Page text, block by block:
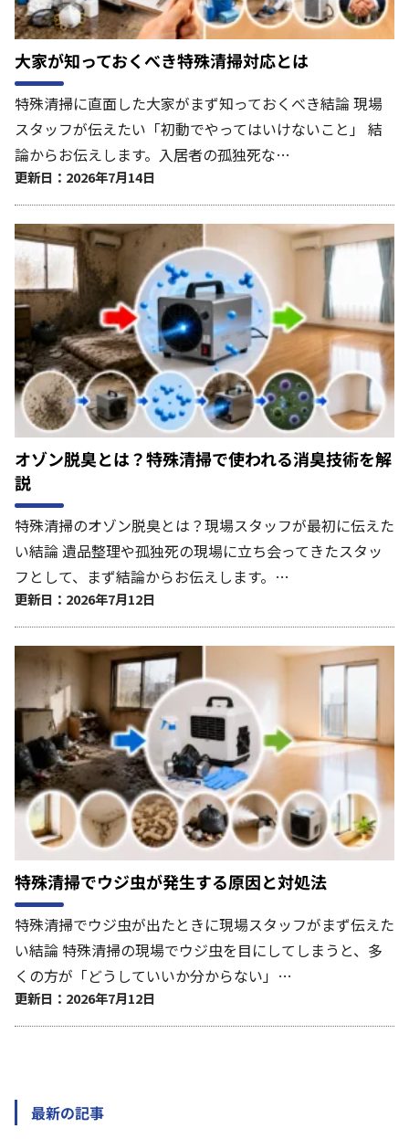
大家が知っておくべき特殊清掃対応とは
特殊清掃に直面した大家がまず知っておくべき結論 現場
スタッフが伝えたい「初動でやってはいけないこと」 結
論からお伝えします。入居者の孤独死な…
更新日：2026年7月14日
オゾン脱臭とは？特殊清掃で使われる消臭技術を解
説
特殊清掃のオゾン脱臭とは？現場スタッフが最初に伝えた
い結論 遺品整理や孤独死の現場に立ち会ってきたスタッ
フとして、まず結論からお伝えします。…
更新日：2026年7月12日
特殊清掃でウジ虫が発生する原因と対処法
特殊清掃でウジ虫が出たときに現場スタッフがまず伝えた
い結論 特殊清掃の現場でウジ虫を目にしてしまうと、多
くの方が「どうしていいか分からない」…
更新日：2026年7月12日
最新の記事